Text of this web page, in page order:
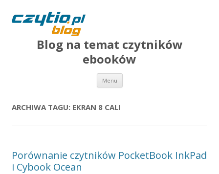
Blog na temat czytników
ebooków
Menu Przejdź do treści
ARCHIWA TAGU: EKRAN 8 CALI
Porównanie czytników PocketBook InkPad
i Cybook Ocean